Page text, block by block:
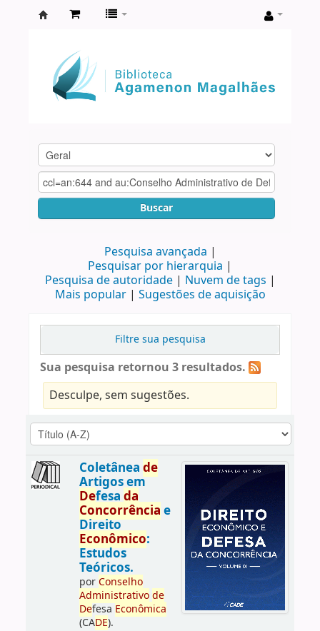
Agamenon
Magalhães
Buscar
Pesquisa avançada
Pesquisar por hierarquia
Pesquisa de autoridade
Nuvem de tags
Mais popular
Sugestões de aquisição
Filtre sua pesquisa
Sua pesquisa retornou 3 resultados.
Desculpe, sem sugestões.
Coletânea de
Artigos em
Defesa da
Concorrência e
Direito
Econômico:
Estudos
Teóricos.
porConselho
Administrativo de
Defesa Econômica
(CADE).